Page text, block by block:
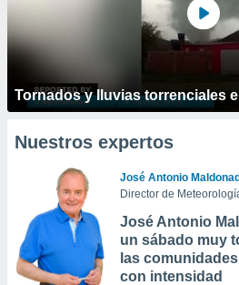
Tornados y lluvias torrenciales
Nuestros expertos
José Antonio
Director de
José Antonio
un sábado muy
las
con intensidad